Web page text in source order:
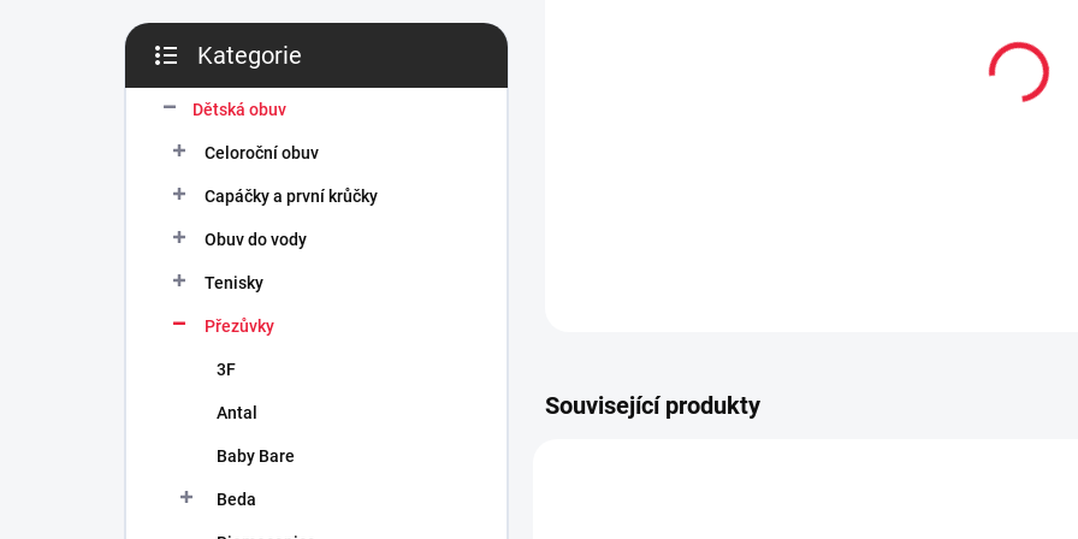
í
a
kategorie
Kategorie
Dětská obuv
Celoroční obuv
Capáčky a první krůčky
Obuv do vody
Tenisky
Přezůvky
3F
Antal
Baby Bare
Beda
Související produkty